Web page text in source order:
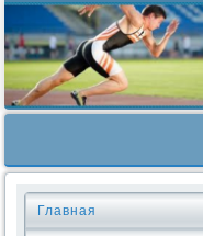
Главная